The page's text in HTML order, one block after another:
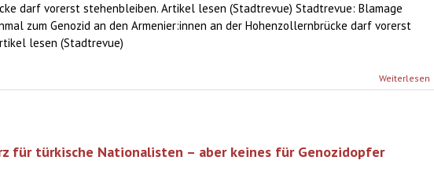
darf vorerst stehenbleiben. Artikel lesen (Stadtrevue) Stadtrevue: Blamage
zum Genozid an den Armenier:innen an der Hohenzollernbrücke darf vorerst
lesen (Stadtrevue)
Weiterlesen
für türkische Nationalisten – aber keines für Genozidopfer